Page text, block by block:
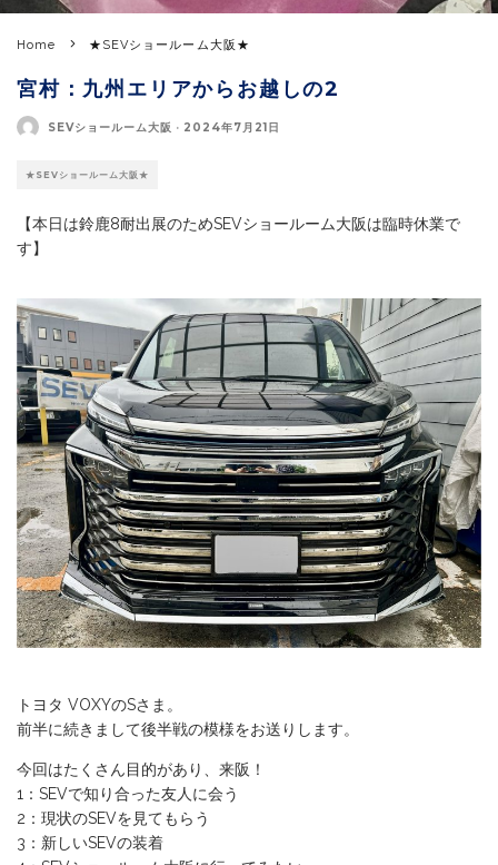
Home ★SEVショールーム大阪★
宮村：九州エリアからお越しの2
SEVショールーム大阪 · 2024年7月21日
★SEVショールーム大阪★
【本日は鈴鹿8耐出展のためSEVショールーム大阪は臨時休業で
す】
トヨタ VOXYのSさま。
前半に続きまして後半戦の模様をお送りします。
今回はたくさん目的があり、来阪！
1：SEVで知り合った友人に会う
2：現状のSEVを見てもらう
3：新しいSEVの装着